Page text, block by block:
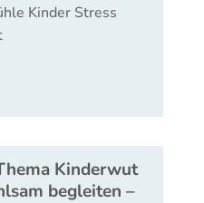
Kinder Stress
Kinderwut
begleiten –